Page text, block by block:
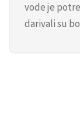
vode je
darivali su